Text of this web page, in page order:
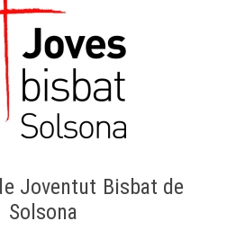
Joventut Bisbat de
Solsona